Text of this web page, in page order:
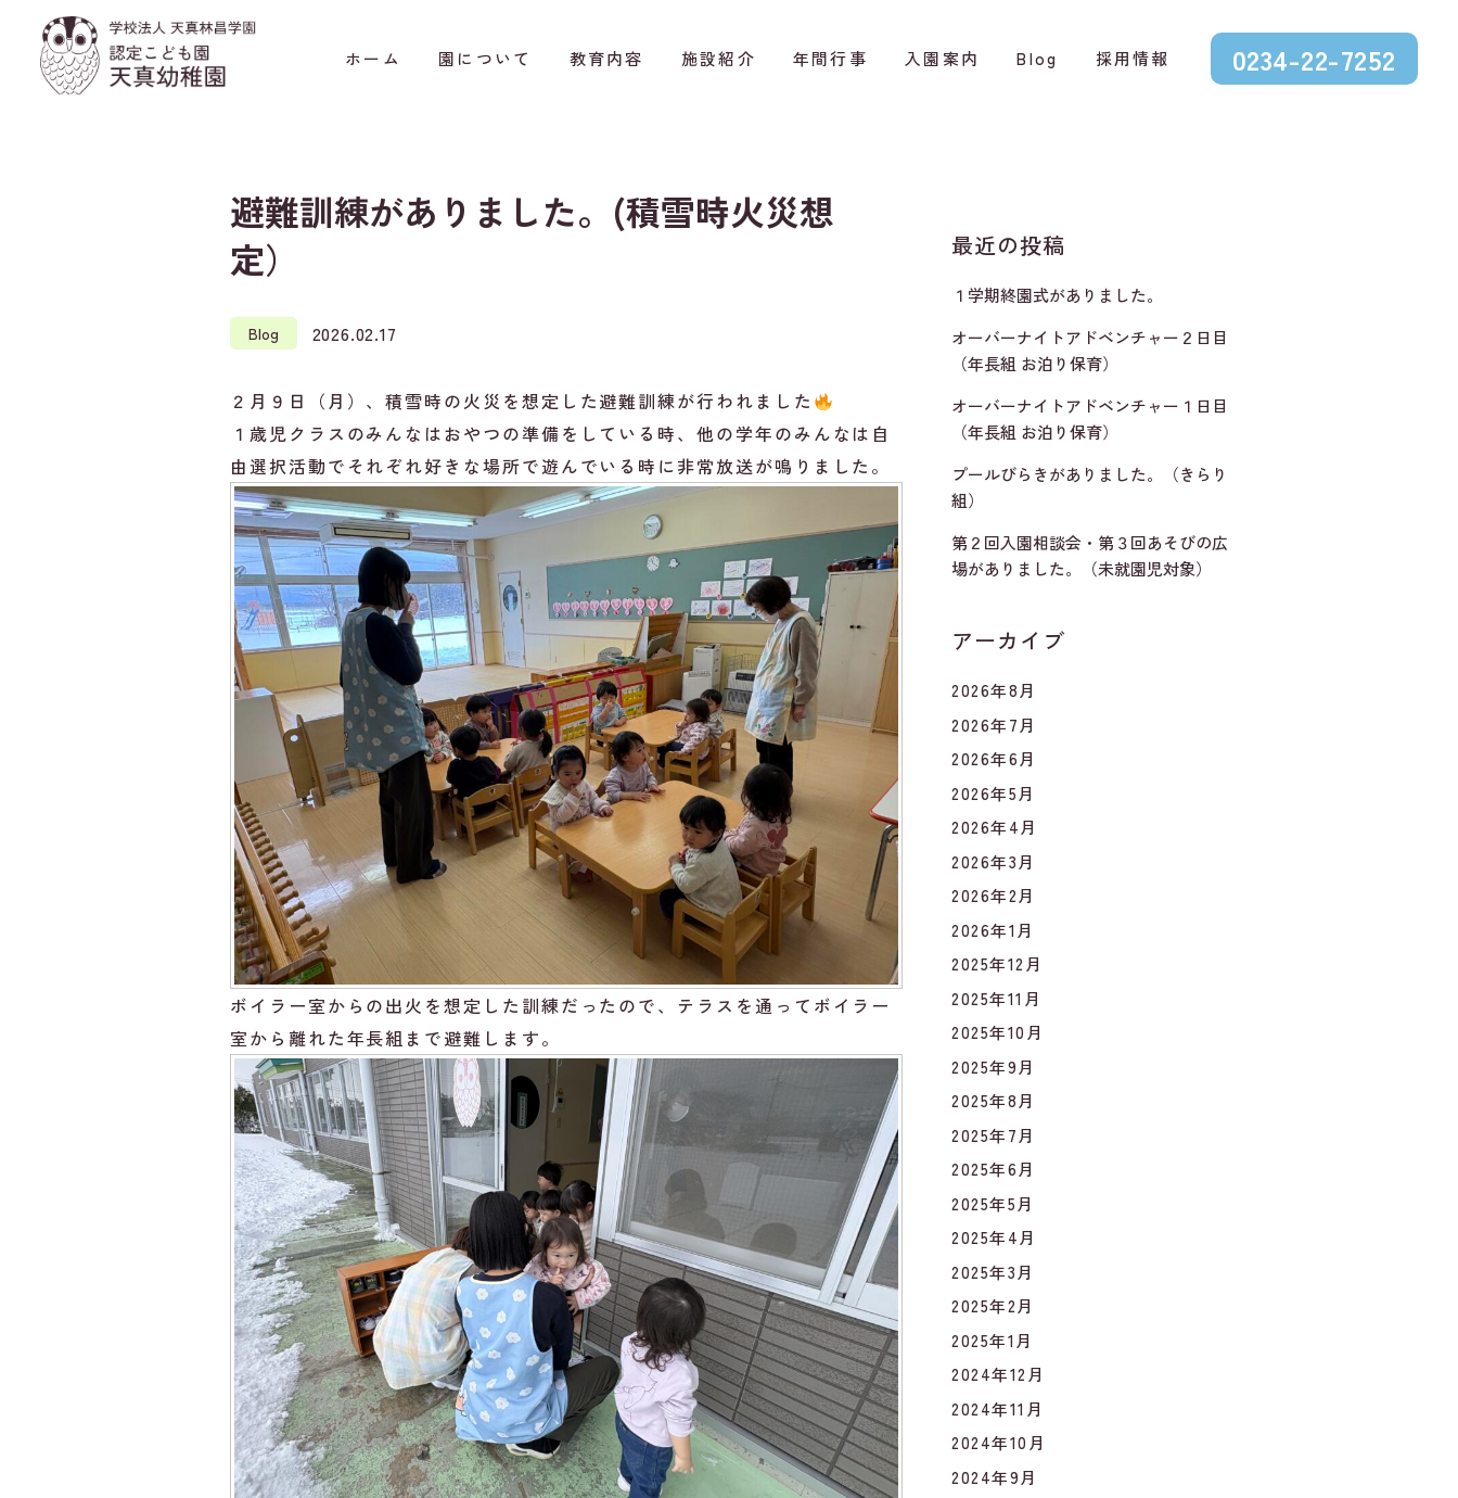
ホーム 園について 教育内容 施設紹介 年間行事 入園案内 Blog 採用情報 0234-22-7252
避難訓練がありました。(積雪時火災想
定）
Blog 2026.02.17
２月９日（月）、積雪時の火災を想定した避難訓練が行われました
１歳児クラスのみんなはおやつの準備をしている時、他の学年のみんなは自
由選択活動でそれぞれ好きな場所で遊んでいる時に非常放送が鳴りました。
ボイラー室からの出火を想定した訓練だったので、テラスを通ってボイラー
室から離れた年長組まで避難します。
最近の投稿
１学期終園式がありました。
オーバーナイトアドベンチャー２日目
（年長組 お泊り保育）
オーバーナイトアドベンチャー１日目
（年長組 お泊り保育）
プールびらきがありました。（きらり
組）
第２回入園相談会・第３回あそびの広
場がありました。（未就園児対象）
アーカイブ
2026年8月
2026年7月
2026年6月
2026年5月
2026年4月
2026年3月
2026年2月
2026年1月
2025年12月
2025年11月
2025年10月
2025年9月
2025年8月
2025年7月
2025年6月
2025年5月
2025年4月
2025年3月
2025年2月
2025年1月
2024年12月
2024年11月
2024年10月
2024年9月